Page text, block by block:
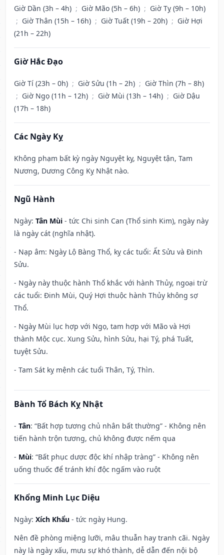
Giờ Dần (3h – 4h) ; Giờ Mão (5h – 6h) ; Giờ Tỵ (9h – 10h)
; Giờ Thân (15h – 16h) ; Giờ Tuất (19h – 20h) ; Giờ Hợi
(21h – 22h)
Giờ Hắc Đạo
Giờ Tí (23h – 0h) ; Giờ Sửu (1h – 2h) ; Giờ Thìn (7h – 8h)
; Giờ Ngọ (11h – 12h) ; Giờ Mùi (13h – 14h) ; Giờ Dậu
(17h – 18h)
Các Ngày Kỵ
Không phạm bất kỳ ngày Nguyệt kỵ, Nguyệt tận, Tam
Nương, Dương Công Kỵ Nhật nào.
Ngũ Hành
Ngày: Tân Mùi - tức Chi sinh Can (Thổ sinh Kim), ngày này
là ngày cát (nghĩa nhật).
- Nạp âm: Ngày Lộ Bàng Thổ, kỵ các tuổi: Ất Sửu và Đinh
Sửu.
- Ngày này thuộc hành Thổ khắc với hành Thủy, ngoại trừ
các tuổi: Đinh Mùi, Quý Hợi thuộc hành Thủy không sợ
Thổ.
- Ngày Mùi lục hợp với Ngọ, tam hợp với Mão và Hợi
thành Mộc cục. Xung Sửu, hình Sửu, hại Tý, phá Tuất,
tuyệt Sửu.
- Tam Sát kỵ mệnh các tuổi Thân, Tý, Thìn.
Bành Tổ Bách Kỵ Nhật
- Tân: “Bất hợp tương chủ nhân bất thường” - Không nên
tiến hành trộn tương, chủ không được nếm qua
- Mùi: “Bất phục dược độc khí nhập tràng” - Không nên
uống thuốc để tránh khí độc ngấm vào ruột
Khổng Minh Lục Diệu
Ngày: Xích Khẩu - tức ngày Hung.
Nên đề phòng miệng lưỡi, mâu thuẫn hay tranh cãi. Ngày
này là ngày xấu, mưu sự khó thành, dễ dẫn đến nội bộ